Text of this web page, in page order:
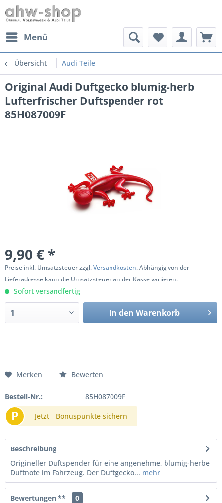
Menü
Übersicht Audi Teile
Original Audi Duftgecko blumig-herb
Lufterfrischer Duftspender rot
85H087009F
9,90 € *
Preise inkl. Umsatzsteuer zzgl.Versandkosten. Abhängig von der
Lieferadresse kann die Umsatzsteuer an der Kasse variieren.
Sofort versandfertig
In den Warenkorb
Merken Bewerten
Bestell-Nr.: 85H087009F
P Jetzt Bonuspunkte sichern
Beschreibung
Origineller Duftspender für eine angenehme, blumig-herbe
Duftnote im Fahrzeug. Der Duftgecko... mehr
Bewertungen **
0